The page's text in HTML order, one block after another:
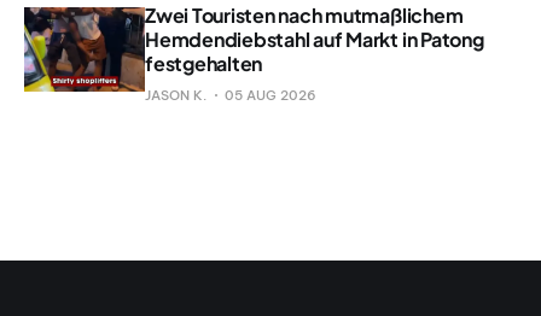
Zwei Touristen nach mutmaßlichem
Hemdendiebstahl auf Markt in Patong
festgehalten
JASON K. 05 AUG 2026